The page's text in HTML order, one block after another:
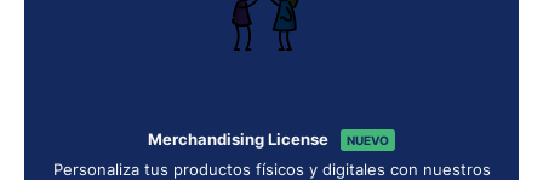
Merchandising License NUEVO
Personaliza tus productos físicos y digitales con nuestros